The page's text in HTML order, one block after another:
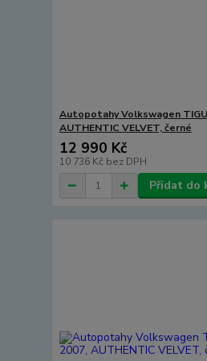
Autopotahy Volkswagen
AUTHENTIC VELVET, černé
12 990 Kč
10 736 Kč bez DPH
Přidat do